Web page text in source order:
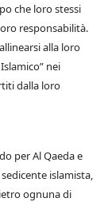
che loro stessi
responsabilità.
alla loro
nei
dalla loro
per Al Qaeda e
islamista,
ognuna di